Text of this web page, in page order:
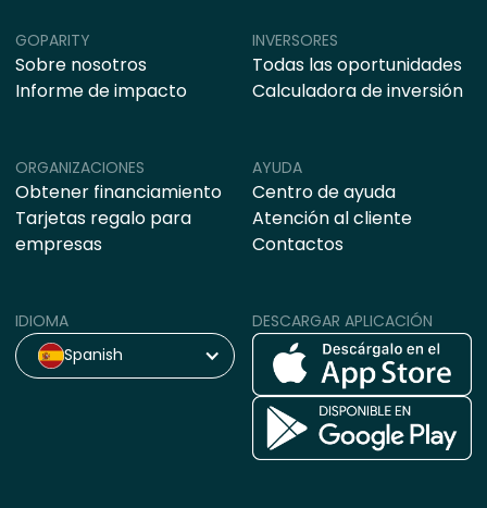
ORGANIZACIONES
Obtener financiamiento
Tarjetas regalo para
empresas
AYUDA
Centro de ayuda
Atención al cliente
Contactos
GOPARITY
Sobre nosotros
Informe de impacto
INVERSORES
Todas las oportunidades
Calculadora de inversión
IDIOMA
Spanish
DESCARGAR APLICACIÓN